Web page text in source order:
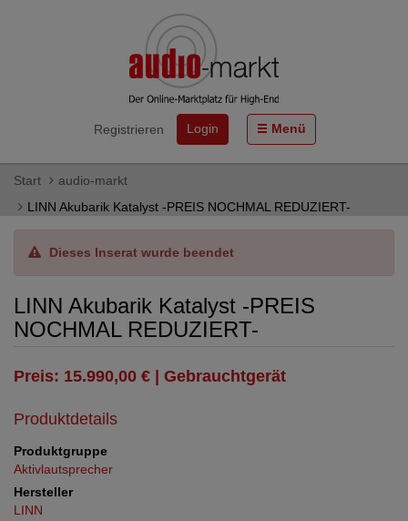
Registrieren Login Menü
Start
audio-markt
LINN Akubarik Katalyst -PREIS NOCHMAL REDUZIERT-
Dieses Inserat wurde beendet
LINN Akubarik Katalyst -PREIS
NOCHMAL REDUZIERT-
Preis: 15.990,00 € | Gebrauchtgerät
Produktdetails
Produktgruppe
Aktivlautsprecher
Hersteller
LINN